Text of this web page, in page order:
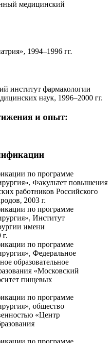
медицинский
1994–1996 гг.
институт фармакологии
наук, 1996–2000 гг.
и опыт:
по программе
Факультет повышения
работников Российского
2003 г.
по программе
Институт
имени
г.
по программе
Федеральное
образовательное
«Московский
пищевых
по программе
общество
«Центр
по программе